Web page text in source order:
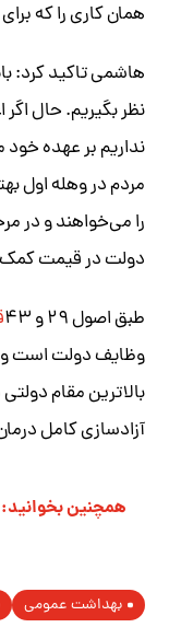
همان کاری را که
هاشمی تاکید کرد:
نظر بگیریم. حال اگر
نداریم بر عهده
مردم در وهله اول
را می‌خواهند و در
دولت در قیمت کمک
طبق اصول ۲۹ و ۴۳
وظایف دولت است و
بالاترین مقام
آزادسازی کامل
همچنین بخوانید:
بهداشت عمومی